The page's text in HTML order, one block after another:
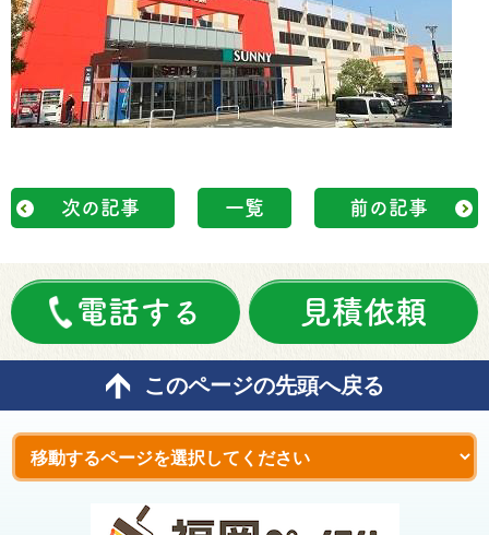
次の記事 一覧 前の記事
電話する 見積依頼
このページの先頭へ戻る